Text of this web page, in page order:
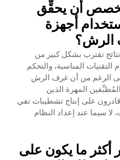
أن يحقِّق
أجهزة
الرش؟
تقترب بشكل كبير من
المناسبة، والتحكم
الرغم من أن غرف الرش
المهرة الذين
على إنتاج تشطيبات تفي
لا سيما عند إعداد النظام
أكثر ما يكون على